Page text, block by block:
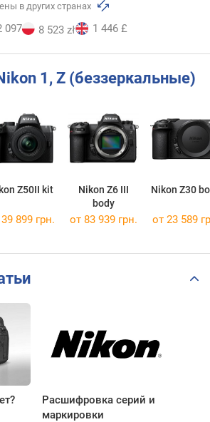
в других странах
097 8 523 zł 1 446 £
1, Z (беззеркальные)
Z50II kit
Nikon Z6 III
body
Nikon Z30
899 грн. от 83 939 грн. от 23 589
Расшифровка серий и
маркировки